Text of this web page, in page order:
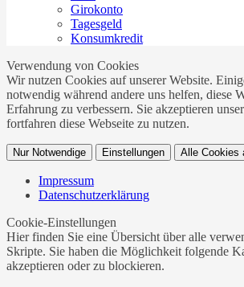
Girokonto
Tagesgeld
Konsumkredit
Verwendung von Cookies
Wir nutzen Cookies auf unserer Website.
notwendig während andere uns helfen, diese
Erfahrung zu verbessern. Sie akzeptieren
fortfahren diese Webseite zu nutzen.
Nur Notwendige Einstellungen Alle Cookies
Impressum
Datenschutzerklärung
Cookie-Einstellungen
Hier finden Sie eine Übersicht über alle
Skripte. Sie haben die Möglichkeit folgende
akzeptieren oder zu blockieren.